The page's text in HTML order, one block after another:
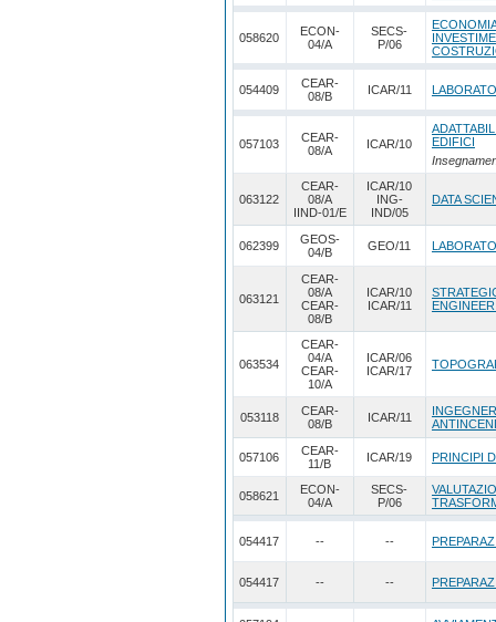
058620
ECON-
04/A
SECS-
P/06
054409
CEAR-
08/B
ICAR/11
057103
CEAR-
08/A
ICAR/10
EDIFICI
063122
CEAR-
08/A
IIND-01/E
ICAR/10
ING-
IND/05
DATA
062399
GEOS-
04/B
GEO/11
063121
CEAR-
08/A
CEAR-
08/B
ICAR/10
ICAR/11
063534
CEAR-
04/A
CEAR-
10/A
ICAR/06
ICAR/17
053118
CEAR-
08/B
ICAR/11
057106
CEAR-
11/B
ICAR/19 PRINCIPI
058621
ECON-
04/A
SECS-
P/06
054417 -- --
054417 -- --